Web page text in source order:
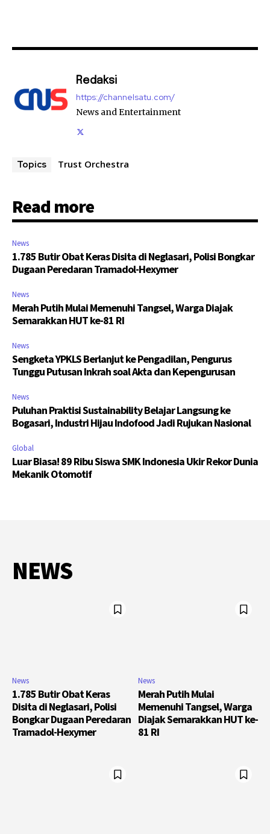
Redaksi
https://channelsatu.com/
News and Entertainment
Topics Trust Orchestra
Read more
News
1.785 Butir Obat Keras Disita di Neglasari, Polisi Bongkar
Dugaan Peredaran Tramadol-Hexymer
News
Merah Putih Mulai Memenuhi Tangsel, Warga Diajak
Semarakkan HUT ke-81 RI
News
Sengketa YPKLS Berlanjut ke Pengadilan, Pengurus
Tunggu Putusan Inkrah soal Akta dan Kepengurusan
News
Puluhan Praktisi Sustainability Belajar Langsung ke
Bogasari, Industri Hijau Indofood Jadi Rujukan Nasional
Global
Luar Biasa! 89 Ribu Siswa SMK Indonesia Ukir Rekor Dunia
Mekanik Otomotif
NEWS
News
1.785 Butir Obat Keras
Disita di Neglasari, Polisi
Bongkar Dugaan Peredaran
Tramadol-Hexymer
News
Merah Putih Mulai
Memenuhi Tangsel, Warga
Diajak Semarakkan HUT ke-
81 RI